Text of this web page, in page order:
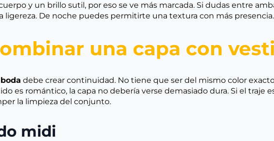
y un brillo sutil, por eso se ve más marcada. Si dudas entre
ligereza. De noche puedes permitirte una textura con más presencia.
una capa con
debe crear continuidad. No tiene que ser del mismo color
es romántico, la capa no debería verse demasiado dura. Si el traje
la limpieza del conjunto.
midi